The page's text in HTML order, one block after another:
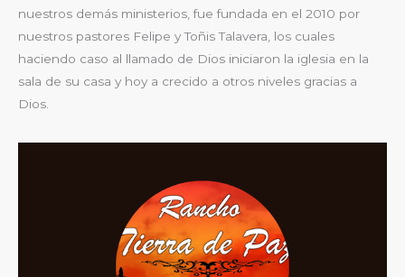
nuestros demás ministerios, fue fundada en el 2010 por
nuestros pastores Felipe y Toñis Talavera, los cuales
haciendo caso al llamado de Dios iniciaron la iglesia en la
sala de su casa y hoy a crecido a otros niveles gracias a
Dios.